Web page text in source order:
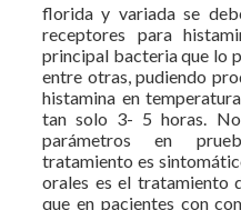
florida y variada se
receptores para
principal bacteria que lo
entre otras, pudiendo
histamina en
tan solo 3- 5 horas.
parámetros en
tratamiento es
orales es el tratamiento
que en pacientes con